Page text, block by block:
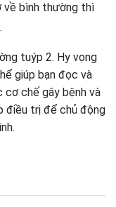
về bình thường thì
tuýp 2. Hy vọng
giúp bạn đọc và
chế gây bệnh và
điều trị để chủ động